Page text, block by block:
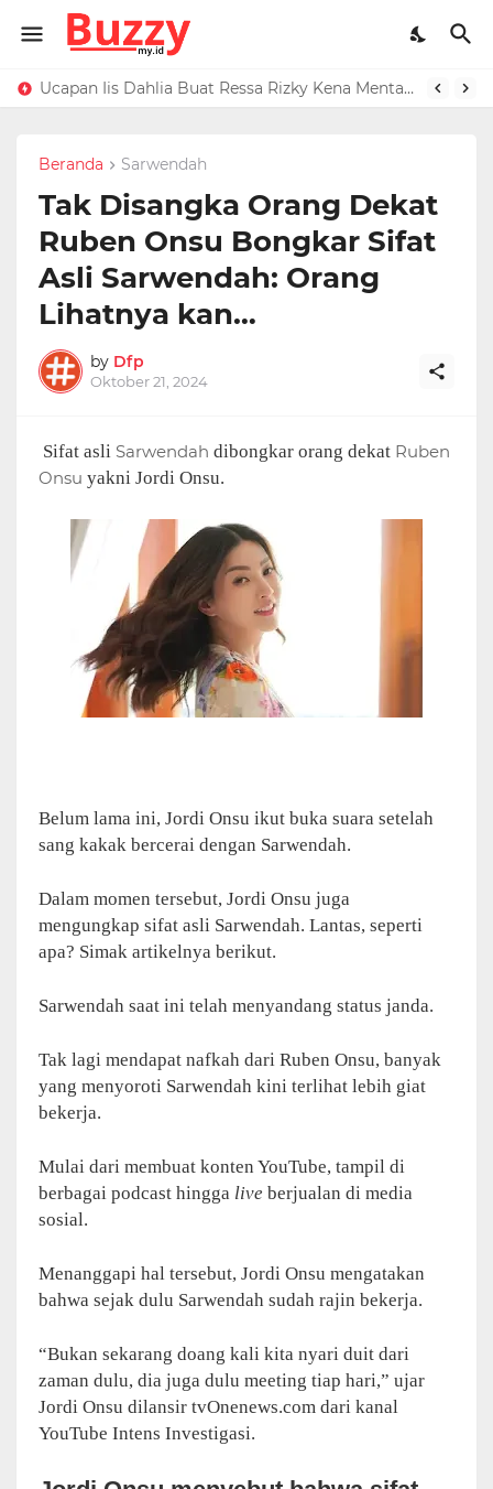
Ucapan Iis Dahlia Buat Ressa Rizky Kena Mental, Tuding Penyebab Denada Diboikot: Gak Dapat Kerjaan
Raffi Ahmad Masih di LN, Kirim Rp 1 M ke Jeje Buat Korban Longsor Bandung Barat
Beranda Sarwendah
Tak Disangka Orang Dekat
Ruben Onsu Bongkar Sifat
Asli Sarwendah: Orang
Lihatnya kan…
by Dfp
Oktober 21, 2024
Sifat asli Sarwendah dibongkar orang dekat Ruben
Onsu yakni Jordi Onsu.
Belum lama ini, Jordi Onsu ikut buka suara setelah
sang kakak bercerai dengan Sarwendah.
Dalam momen tersebut, Jordi Onsu juga
mengungkap sifat asli Sarwendah. Lantas, seperti
apa? Simak artikelnya berikut.
Sarwendah saat ini telah menyandang status janda.
Tak lagi mendapat nafkah dari Ruben Onsu, banyak
yang menyoroti Sarwendah kini terlihat lebih giat
bekerja.
Mulai dari membuat konten YouTube, tampil di
berbagai podcast hingga live berjualan di media
sosial.
Menanggapi hal tersebut, Jordi Onsu mengatakan
bahwa sejak dulu Sarwendah sudah rajin bekerja.
“Bukan sekarang doang kali kita nyari duit dari
zaman dulu, dia juga dulu meeting tiap hari,” ujar
Jordi Onsu dilansir tvOnenews.com dari kanal
YouTube Intens Investigasi.